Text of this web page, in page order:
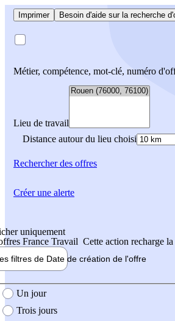
Imprimer Besoin d'aide sur la recherche
Métier, compétence, mot-clé, numéro
Lieu de travail
Distance autour du lieu choisi
Rechercherdes offres
uniquement
France Travail Cette action recharge
filtres de Date de création de l'offre
création de l'offre
Un jour
Trois jours
Créer une alerte